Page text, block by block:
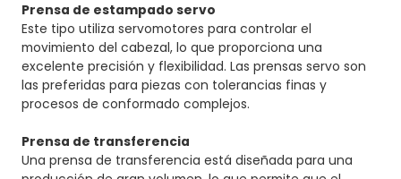
Prensa de estampado servo
Este tipo utiliza servomotores para controlar el
movimiento del cabezal, lo que proporciona una
excelente precisión y flexibilidad. Las prensas servo son
las preferidas para piezas con tolerancias finas y
procesos de conformado complejos.
Prensa de transferencia
Una prensa de transferencia está diseñada para una